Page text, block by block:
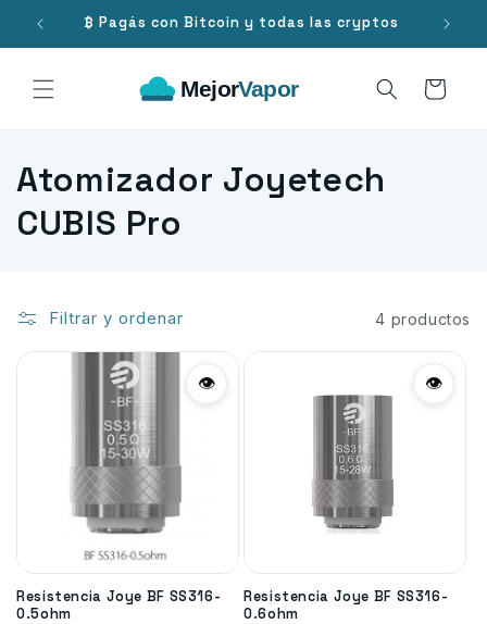
directamente
al contenido
₿ Pagás con Bitcoin y todas las cryptos
Carrito
C
o
e
c
:
Atomizador Joyetech
CUBIS Pro
Filtrar y ordenar 4 productos
👁
Resistencia Joye BF SS316-
0.5ohm
👁
Resistencia Joye BF SS316-
0.6ohm